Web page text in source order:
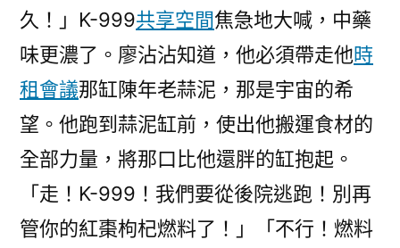
久！」K-999共享空間焦急地大喊，中藥
味更濃了。廖沾沾知道，他必須帶走他時
租會議那缸陳年老蒜泥，那是宇宙的希
望。他跑到蒜泥缸前，使出他搬運食材的
全部力量，將那口比他還胖的缸抱起。
「走！K-999！我們要從後院逃跑！別再
管你的紅棗枸杞燃料了！」「不行！燃料